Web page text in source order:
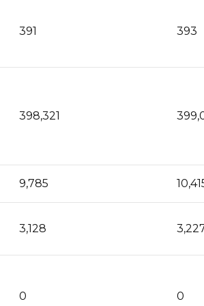
391 393
398,321
9,785
3,128
0 0